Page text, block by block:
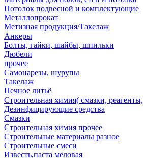
Потолок подвесной и комплектующие
Металлопрокат
Метизная продукция/Такелаж
Анкеры
Болты, гайки, шайбы, шпильки
Дюбели
прочее
Самонарезы, шурупы
Такелаж
Печное литьё
Строительная химия( смазки,
Дезинфицирующие средства
Смазки
Строительная химия прочее
Строительные материалы разное
Строительные смеси
Известь,паста меловая